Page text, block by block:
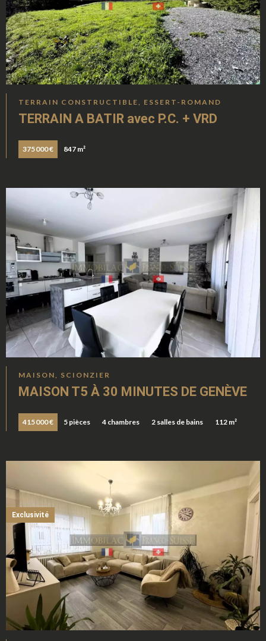
TERRAIN CONSTRUCTIBLE, ESSERT-ROMAND
TERRAIN A BATIR avec P.C. + VRD
375 000 € 847 m²
MAISON, SCIONZIER
MAISON T5 À 30 MINUTES DE GENÈVE
415 000 € 5 pièces 4 chambres 2 salles de bains 112 m²
Exclusivité